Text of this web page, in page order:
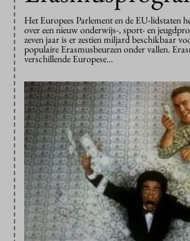
Het Europees Parlement en de EU-lidstaten
over een nieuw onderwijs-, sport- en
zeven jaar is er zestien miljard beschikbaar
populaire Erasmusbeurzen onder vallen.
verschillende Europese…